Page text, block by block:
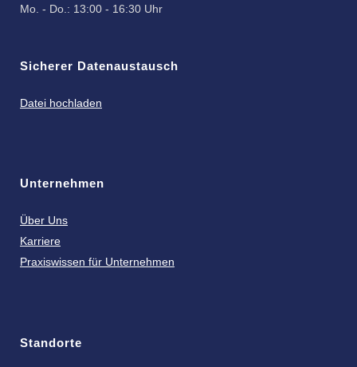
Mo. - Do.: 13:00 - 16:30 Uhr
Sicherer Datenaustausch
Datei hochladen
Unternehmen
Über Uns
Karriere
Praxiswissen für Unternehmen
Standorte